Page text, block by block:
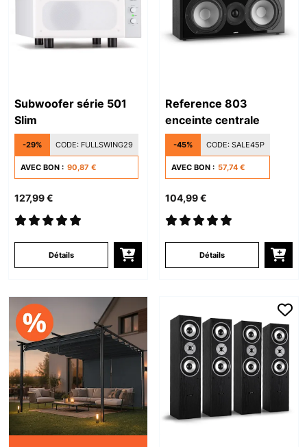
Subwoofer série 501
Slim
-29% CODE: FULLSWING29
AVEC BON : 90,87 €
127,99 €
Détails
Reference 803
enceinte centrale
-45% CODE: SALE45P
AVEC BON : 57,74 €
104,99 €
Détails